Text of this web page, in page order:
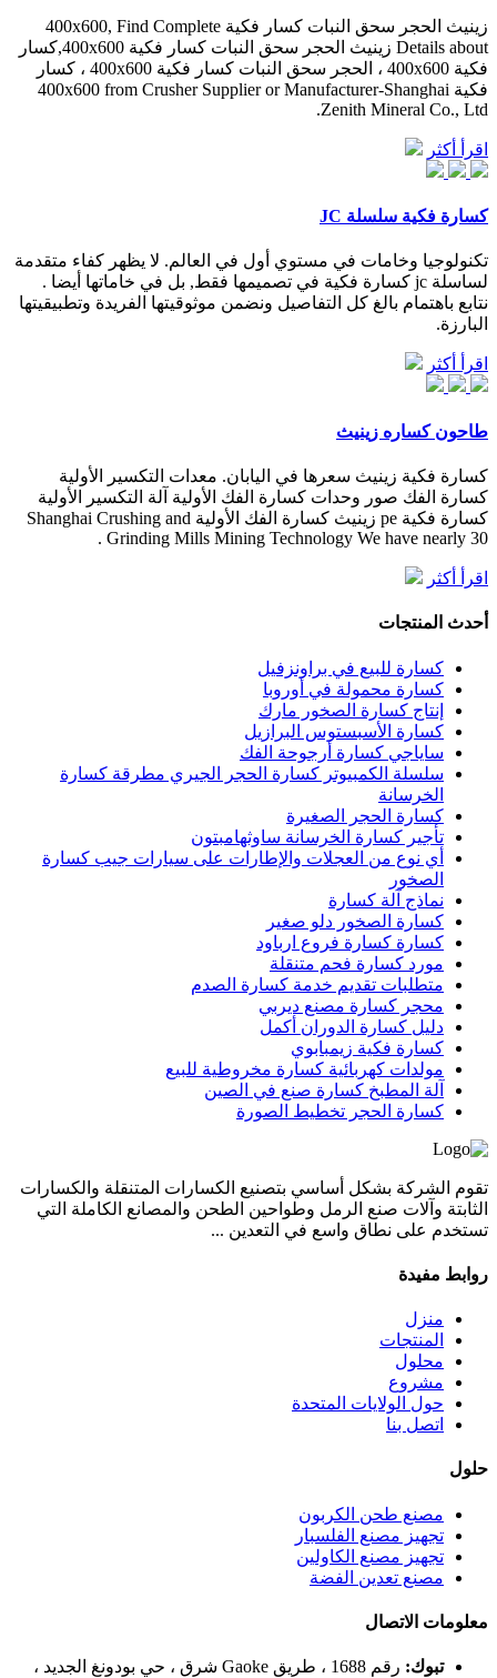
زينيث الحجر سحق النبات كسار فكية 400x600, Find Complete
Details about زينيث الحجر سحق النبات كسار فكية 400x600,كسار
فكية 400x600 ، الحجر سحق النبات كسار فكية 400x600 ، كسار
فكية 400x600 from Crusher Supplier or Manufacturer-Shanghai
Zenith Mineral Co., Ltd.
اقرأ أكثر
كسارة فكية سلسلة JC
تكنولوجيا وخامات في مستوي أول في العالم. لا يظهر كفاء متقدمة
لساسلة jc كسارة فكية في تصميمها فقط, بل في خاماتها أيضا .
نتابع باهتمام بالغ كل التفاصيل ونضمن موثوقيتها الفريدة وتطبيقيتها
البارزة.
اقرأ أكثر
طاحون كساره زينيث
كسارة فكية زينيث سعرها في اليابان. معدات التكسير الأولية
كسارة الفك صور وحدات كسارة الفك الأولية آلة التكسير الأولية
كسارة فكية pe زينيث كسارة الفك الأولية Shanghai Crushing and
Grinding Mills Mining Technology We have nearly 30 .
اقرأ أكثر
أحدث المنتجات
كسارة للبيع في براونزفيل
كسارة محمولة في أوروبا
إنتاج كسارة الصخور مارك
كسارة الأسبستوس البرازيل
ساياجي كسارة أرجوحة الفك
سلسلة الكمبيوتر كسارة الحجر الجيري مطرقة كسارة
الخرسانة
كسارة الحجر الصغيرة
تأجير كسارة الخرسانة ساوثهامبتون
أي نوع من العجلات والإطارات على سيارات جيب كسارة
الصخور
نماذج آلة كسارة
كسارة الصخور دلو صغير
كسارة كسارة فروع ارباود
مورد كسارة فحم متنقلة
متطلبات تقديم خدمة كسارة الصدم
محجر كسارة مصنع ديربي
دليل كسارة الدوران أكمل
كسارة فكية زيمبابوي
مولدات كهربائية كسارة مخروطية للبيع
آلة المطبخ كسارة صنع في الصين
كسارة الحجر تخطيط الصورة
تقوم الشركة بشكل أساسي بتصنيع الكسارات المتنقلة والكسارات
الثابتة وآلات صنع الرمل وطواحين الطحن والمصانع الكاملة التي
تستخدم على نطاق واسع في التعدين ...
روابط مفيدة
منزل
المنتجات
محلول
مشروع
حول الولايات المتحدة
اتصل بنا
حلول
مصنع طحن الكربون
تجهيز مصنع الفلسبار
تجهيز مصنع الكاولين
مصنع تعدين الفضة
معلومات الاتصال
تبوك: رقم 1688 ، طريق Gaoke شرق ، حي بودونغ الجديد ،